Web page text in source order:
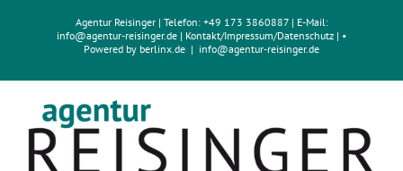
Agentur Reisinger| Telefon: +49 173 3860887 | E-Mail:
info@agentur-reisinger.de | Kontakt/Impressum/Datenschutz | •
Powered by berlinx.de | info@agentur-reisinger.de